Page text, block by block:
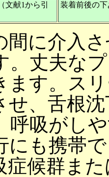
文献1から引
装着前後の
間に介入
。丈夫な
ます。ス
せ、舌根
呼吸がし
にも携帯
症候群ま